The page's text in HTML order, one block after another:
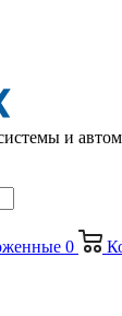
и
0